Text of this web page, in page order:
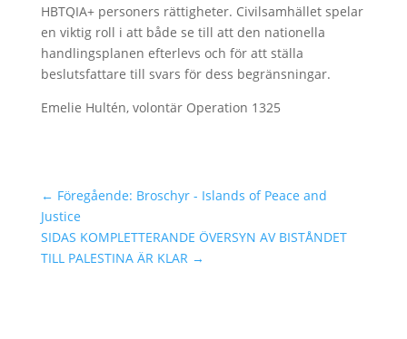
HBTQIA+ personers rättigheter. Civilsamhället spelar
en viktig roll i att både se till att den nationella
handlingsplanen efterlevs och för att ställa
beslutsfattare till svars för dess begränsningar.
Emelie Hultén, volontär Operation 1325
← Föregående: Broschyr - Islands of Peace and
Justice
SIDAS KOMPLETTERANDE ÖVERSYN AV BISTÅNDET
TILL PALESTINA ÄR KLAR→